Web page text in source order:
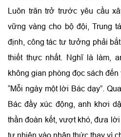
Luôn trăn trở trước yêu cầu
vững vàng cho bộ đội, Trung
định, công tác tư tưởng phải
thiết thực nhất. Nghĩ là làm,
không gian phòng đọc sách
“Mỗi ngày một lời Bác dạy”.
Bác đầy xúc động, anh khơi
thần đoàn kết, vượt khó, đưa
tự nhiên vào nhận thức thay vì